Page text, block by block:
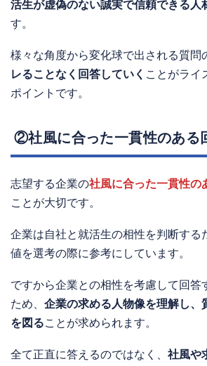
活生が虚偽のない誠実で信頼できる人
す。
様々な角度から変化球で出される質問
レることなく回答していく ことがライ
ポイントです。
②社風に合った一貫性のある
志望する企業の社風に合った一貫性の
ことが大切です。
企業は自社と就活生の相性を判断する
値を選考の際に参考にしています。
ですから企業との相性を考慮して回答
ため、 企業の求める人物像を理解し、
を図ることが求められます。
全て正直に答えるのではなく、 社風や